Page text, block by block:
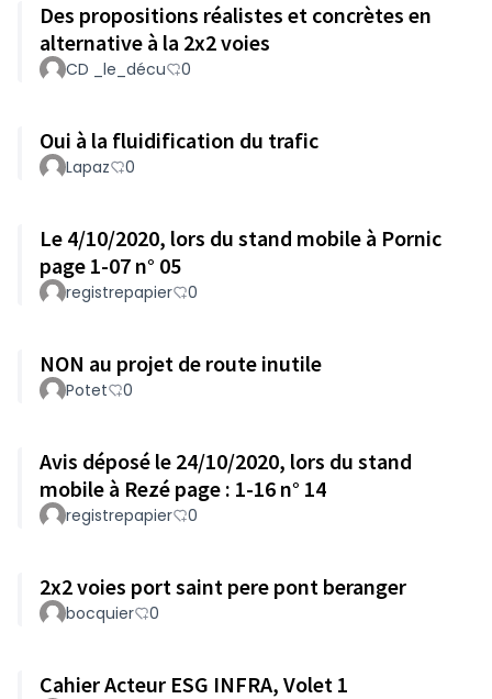
Des propositions réalistes et concrètes en
alternative à la 2x2 voies
CD _le_décu 0
Oui à la fluidification du trafic
Lapaz 0
Le 4/10/2020, lors du stand mobile à Pornic
page 1-07 n° 05
registrepapier 0
NON au projet de route inutile
Potet 0
Avis déposé le 24/10/2020, lors du stand
mobile à Rezé page : 1-16 n° 14
registrepapier 0
2x2 voies port saint pere pont beranger
bocquier 0
Cahier Acteur ESG INFRA, Volet 1